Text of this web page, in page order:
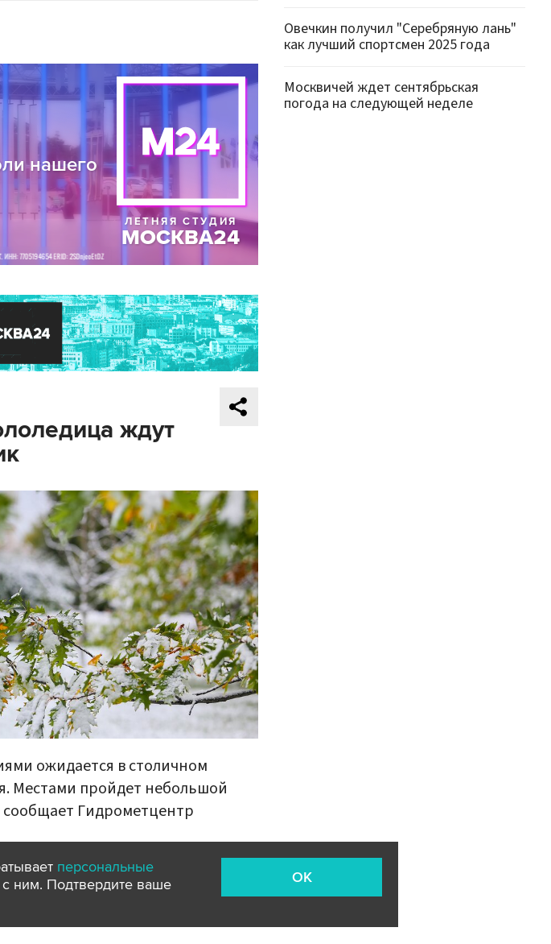
Овечкин получил "Серебряную лань"
как лучший спортсмен 2025 года
Москвичей ждет сентябрьская
погода на следующей неделе
ждут
ожидается в столичном
Местами пройдет небольшой
сообщает Гидрометцентр
персональные
с ним. Подтвердите ваше
OK